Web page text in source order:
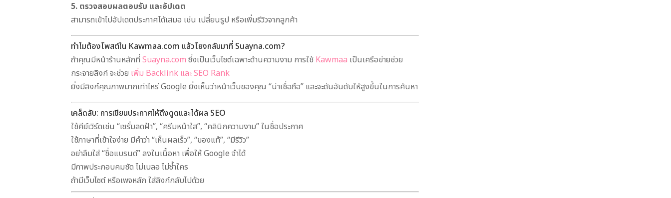
5. ตรวจสอบผลตอบรับ และอัปเดต
สามารถเข้าไปอัปเดตประกาศได้เสมอ เช่น เปลี่ยนรูป หรือเพิ่มรีวิวจากลูกค้า
ทำไมต้องโพสต์ใน Kawmaa.com แล้วโยงกลับมาที่ Suayna.com?
ถ้าคุณมีหน้าร้านหลักที่Suayna.com ซึ่งเป็นเว็บไซต์เฉพาะด้านความงาม การใช้ Kawmaa เป็นเครือข่ายช่วย
กระจายลิงก์ จะช่วย เพิ่ม Backlink และ SEO Rank
ยิ่งมีลิงก์คุณภาพมากเท่าไหร่ Google ยิ่งเห็นว่าหน้าเว็บของคุณ “น่าเชื่อถือ” และจะดันอันดับให้สูงขึ้นในการค้นหา
เคล็ดลับ: การเขียนประกาศให้ดึงดูดและได้ผล SEO
ใช้คีย์เวิร์ดเช่น “เซรั่มลดฝ้า”, “ครีมหน้าใส”, “คลินิกความงาม” ในชื่อประกาศ
ใช้ภาษาที่เข้าใจง่าย มีคำว่า “เห็นผลเร็ว”, “ของแท้”, “มีรีวิว”
อย่าลืมใส่ “ชื่อแบรนด์” ลงในเนื้อหา เพื่อให้ Google จำได้
มีภาพประกอบคมชัด ไม่เบลอ ไม่ซ้ำใคร
ถ้ามีเว็บไซต์ หรือเพจหลัก ใส่ลิงก์กลับไปด้วย